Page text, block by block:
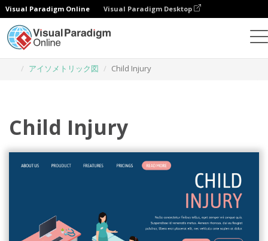
Visual Paradigm Online Visual Paradigm Desktop
アイソメトリック図
Child Injury
Child Injury